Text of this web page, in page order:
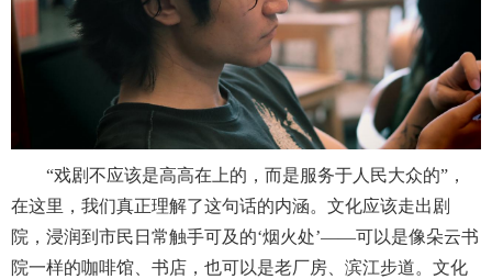
“戏剧不应该是高高在上的，而是服务于人民大众的”，
在这里，我们真正理解了这句话的内涵。文化应该走出剧
院，浸润到市民日常触手可及的‘烟火处’——可以是像朵云书
院一样的咖啡馆、书店，也可以是老厂房、滨江步道。文化